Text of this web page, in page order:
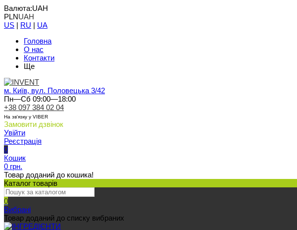
Валюта:UAH
PLNUAH
US | RU | UA
Головна
О нас
Контакти
Ще
м. Київ, вул. Половецька 3/42
Пн—Сб 09:00—18:00
+38 097 384 02 04
На зв'язку у VIBER
Замовити дзвінок
Увійти
Реєстрація
0
Кошик
0 грн.
Товар доданий до кошика!
Каталог товарів
0
Вибрані
Товар доданий до списку вибраних